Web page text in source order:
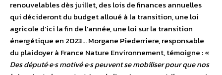
renouvelables dès juillet, des lois de finances annuelles
qui décideront du budget alloué à la transition, une loi
agricole d’ici la fin de l’année, une loi sur la transition
énergétique en 2023…Morgane Piederriere, responsable
du plaidoyer à France Nature Environnement, témoigne : «
Des député·e·s motivé·e·s peuvent se mobiliser pour que nos